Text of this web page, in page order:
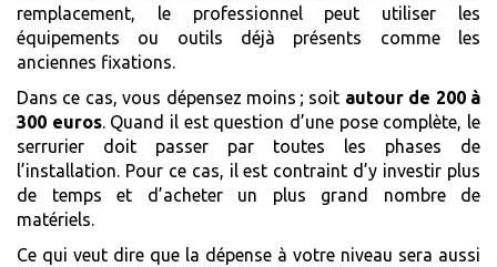
remplacement, le professionnel peut utiliser les
équipements ou outils déjà présents comme les
anciennes fixations.
Dans ce cas, vous dépensez moins ; soit autour de 200 à
300 euros. Quand il est question d’une pose complète, le
serrurier doit passer par toutes les phases de
l’installation. Pour ce cas, il est contraint d’y investir plus
de temps et d’acheter un plus grand nombre de
matériels.
Ce qui veut dire que la dépense à votre niveau sera aussi